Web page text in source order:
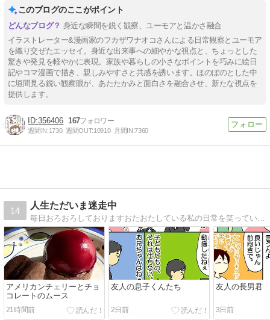
このブログのここがポイント
身近な瞬間を鋭く観察、ユーモアと温かさ融合
イラストレーター&漫画家のフカザワナオコさんによる日常観察とユーモア
を織り交ぜたエッセイ。身近な出来事への細やかな視点と、ちょっとした
驚きや発見を軽やかに表現。家族や暮らしの小さなポイントを巧みに絵日
記やコマ漫画で描き、親しみやすさと共感を誘います。ほのぼのとした中
に垣間見る鋭い観察眼が、あたたかみと面白さを融合させ、新たな視点を
提供します。
356406 167
週間IN:1730 週間OUT:10910 月間IN:7360
14
人生ただいま迷走中
アメリカンチェリーとチョ
コレートのムース
21時間前
友人の息子くんたち
2日前
友人の長男君
3日前